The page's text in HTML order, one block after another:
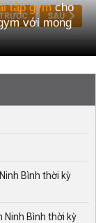
SAU
tập gymcho
với mong
tập gymhãy
quả dưới
Bình thời kỳ
Ninh Bình thời kỳ